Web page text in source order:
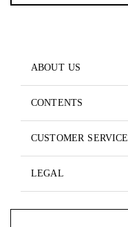
ABOUT US
CONTENTS
CUSTOMER SERVICE
LEGAL